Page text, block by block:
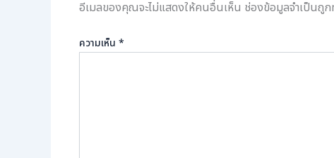
อีเมลของคุณจะไม่แสดงให้คนอื่นเห็น ช่องข้อมูลจำเป็นถูก
ความเห็น *